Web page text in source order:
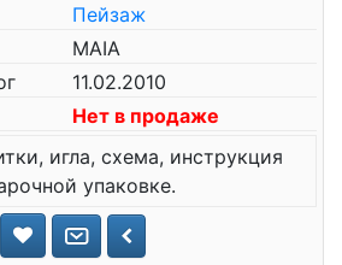
Пейзаж
MAIA
11.02.2010
Нет в продаже
игла, схема, инструкция
упаковке.